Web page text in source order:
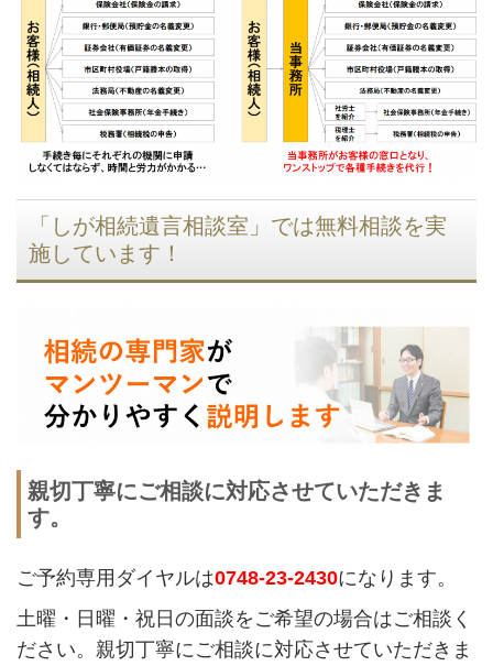
「しが相続遺言相談室」では無料相談を実
施しています！
親切丁寧にご相談に対応させていただきま
す。
ご予約専用ダイヤルは0748-23-2430になります。
土曜・日曜・祝日の面談をご希望の場合はご相談く
ださい。親切丁寧にご相談に対応させていただきま